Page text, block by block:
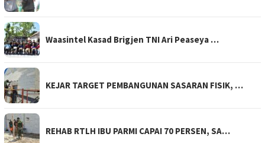
Waasintel Kasad Brigjen TNI Ari Peaseya …
KEJAR TARGET PEMBANGUNAN SASARAN FISIK, …
REHAB RTLH IBU PARMI CAPAI 70 PERSEN, SA…